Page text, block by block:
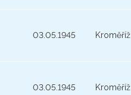
03.05.1945 Kroměříž
03.05.1945 Kroměříž